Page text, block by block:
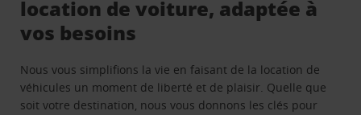
location de voiture, adaptée à
vos besoins
Nous vous simplifions la vie en faisant de la location de
véhicules un moment de liberté et de plaisir. Quelle que
soit votre destination, nous vous donnons les clés pour